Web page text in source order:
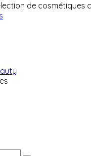
de cosmétiques
-